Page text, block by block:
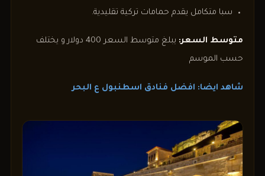
سبا متكامل يقدم حمامات تركية تقليدية.
متوسط السعر:
يبلغ متوسط السعر 400 دولار و يختلف
حسب الموسم
شاهد ايضا: افضل فنادق اسطنبول ع البحر